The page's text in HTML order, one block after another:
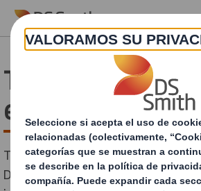
Skip to main content
Tendencias del
e innovaciones
Todos los días aparecen
DS Smith somos conscientes y, por